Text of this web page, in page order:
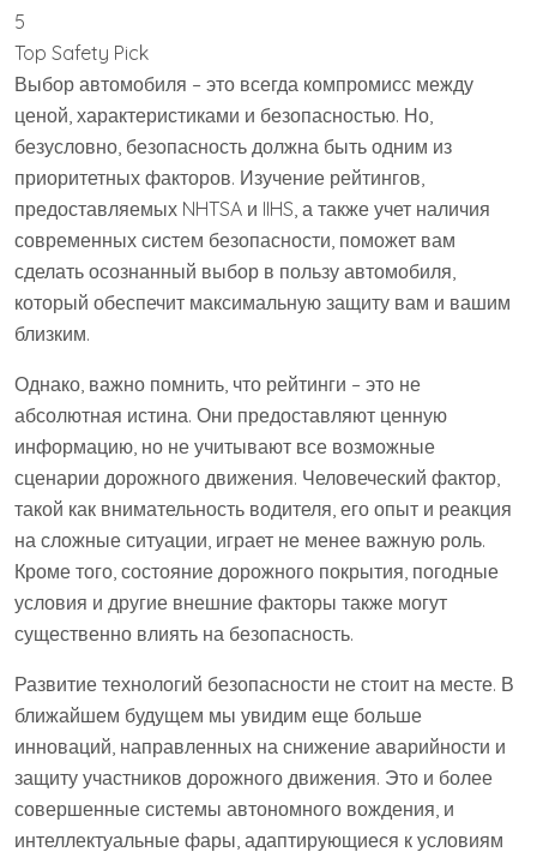
5
Top Safety Pick
Выбор автомобиля – это всегда компромисс между
ценой, характеристиками и безопасностью. Но,
безусловно, безопасность должна быть одним из
приоритетных факторов. Изучение рейтингов,
предоставляемых NHTSA и IIHS, а также учет наличия
современных систем безопасности, поможет вам
сделать осознанный выбор в пользу автомобиля,
который обеспечит максимальную защиту вам и вашим
близким.
Однако, важно помнить, что рейтинги – это не
абсолютная истина. Они предоставляют ценную
информацию, но не учитывают все возможные
сценарии дорожного движения. Человеческий фактор,
такой как внимательность водителя, его опыт и реакция
на сложные ситуации, играет не менее важную роль.
Кроме того, состояние дорожного покрытия, погодные
условия и другие внешние факторы также могут
существенно влиять на безопасность.
Развитие технологий безопасности не стоит на месте. В
ближайшем будущем мы увидим еще больше
инноваций, направленных на снижение аварийности и
защиту участников дорожного движения. Это и более
совершенные системы автономного вождения, и
интеллектуальные фары, адаптирующиеся к условиям